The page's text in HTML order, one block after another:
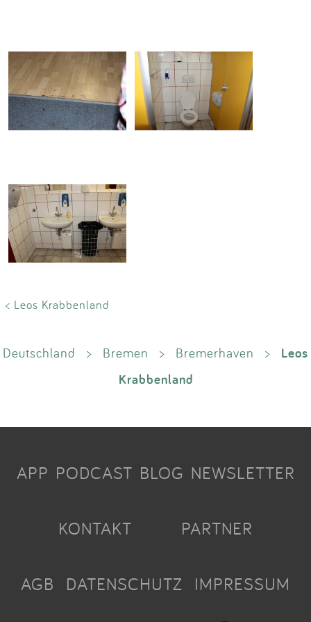
< Leos Krabbenland
Deutschland > Bremen > Bremerhaven >
Leos
Krabbenland
APP PODCAST BLOG NEWSLETTER
KONTAKT PARTNER
AGB DATENSCHUTZ IMPRESSUM